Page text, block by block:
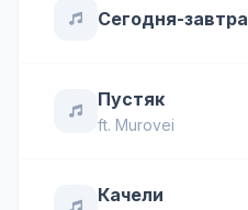
Сегодня-завтра
Пустяк
ft. Murovei
Качели